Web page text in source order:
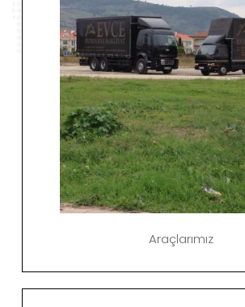
Araçlarımız